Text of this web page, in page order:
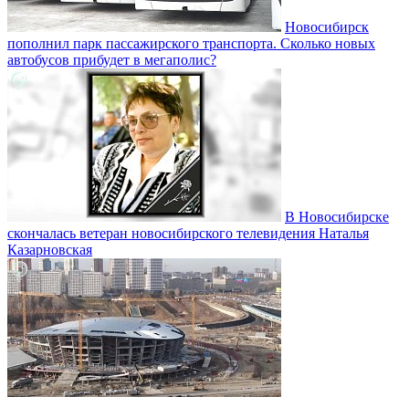
Новосибирск
пополнил парк пассажирского транспорта. Сколько новых
автобусов прибудет в мегаполис?
В Новосибирске
скончалась ветеран новосибирского телевидения Наталья
Казарновская